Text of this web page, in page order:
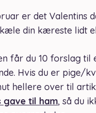
er det Valentins
din kæreste lidt
får du 10 forslag til
Hvis du er pige/
hellere over til
gave til ham, så du